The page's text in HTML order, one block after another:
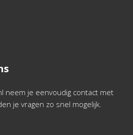
neem je eenvoudig contact met
je vragen zo snel mogelijk.